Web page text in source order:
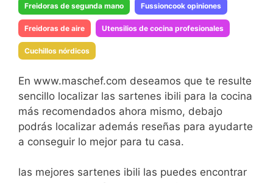
Freidoras de segunda mano Fussioncook opiniones
Freidoras de aire Utensilios de cocina profesionales
Cuchillos nórdicos
En www.maschef.com deseamos que te resulte
sencillo localizar las sartenes ibili para la cocina
más recomendados ahora mismo, debajo
podrás localizar además reseñas para ayudarte
a conseguir lo mejor para tu casa.
las mejores sartenes ibili las puedes encontrar